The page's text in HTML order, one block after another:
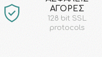
ΑΓΟΡΕΣ
128 bit SSL
protocols